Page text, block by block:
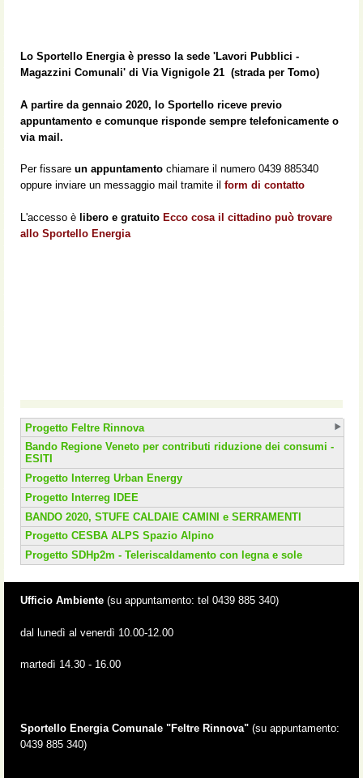
Lo Sportello Energia è presso la sede 'Lavori Pubblici -
Magazzini Comunali' di Via Vignigole 21 (strada per Tomo)
A partire da gennaio 2020, lo Sportello riceve previo
appuntamento e comunque risponde sempre telefonicamente o
via mail.
Per fissare un appuntamento chiamare il numero 0439 885340
oppure inviare un messaggio mail tramite il form di contatto
L'accesso è libero e gratuito Ecco cosa il cittadino può trovare
allo Sportello Energia
Progetto Feltre Rinnova
Bando Regione Veneto per contributi riduzione dei consumi -
ESITI
Progetto Interreg Urban Energy
Progetto Interreg IDEE
BANDO 2020, STUFE CALDAIE CAMINI e SERRAMENTI
Progetto CESBA ALPS Spazio Alpino
Progetto SDHp2m - Teleriscaldamento con legna e sole
Ufficio Ambiente (su appuntamento: tel 0439 885 340)
dal lunedì al venerdì 10.00-12.00
martedì 14.30 - 16.00
Sportello Energia Comunale "Feltre Rinnova" (su appuntamento:
0439 885 340)